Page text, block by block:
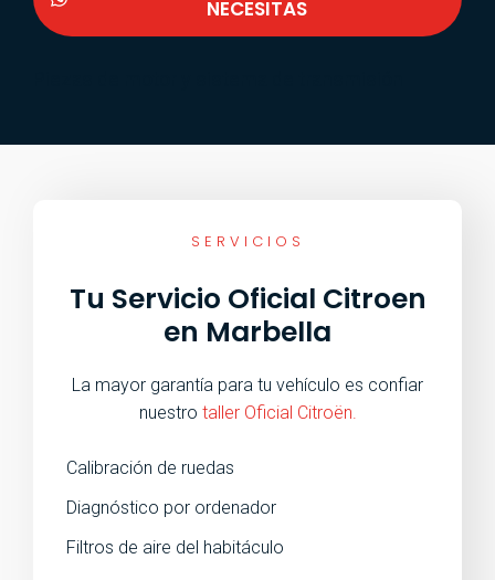
NECESITAS
SERVICIOS
Tu Servicio Oficial Citroen
en Marbella
La mayor garantía para tu vehículo es confiar
nuestro taller Oficial Citroën.
Calibración de ruedas
Diagnóstico por ordenador
Filtros de aire del habitáculo